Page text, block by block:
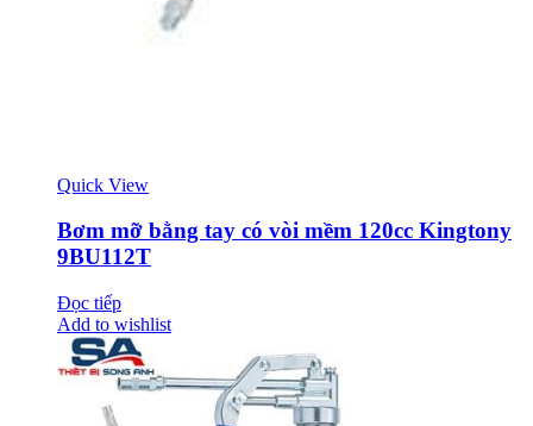
Quick View
Bơm mỡ bằng tay có vòi mềm 120cc Kingtony
9BU112T
Đọc tiếp
Add to wishlist